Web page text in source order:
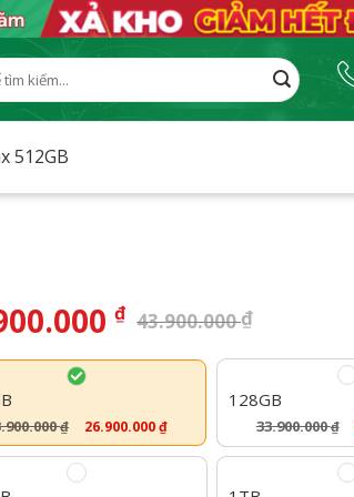
512GB
₫ 43.900.000₫
26.900.000₫
₫
128GB
33.900.000₫